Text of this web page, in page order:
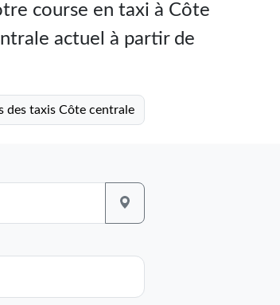
course en taxi à Côte
actuel à partir de
des taxis Côte centrale